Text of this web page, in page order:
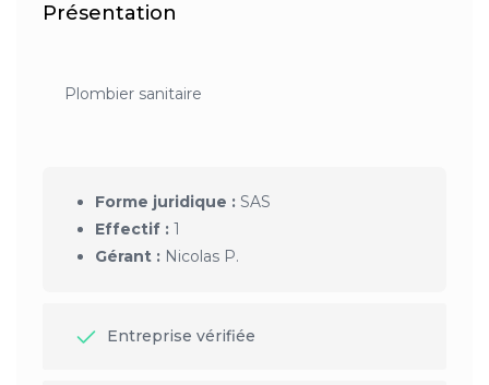
Présentation
Plombier sanitaire
Forme juridique : SAS
Effectif : 1
Gérant : Nicolas P.
Entreprise vérifiée